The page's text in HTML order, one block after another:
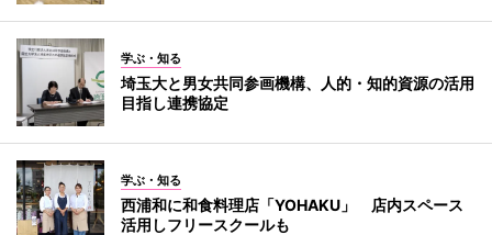
学ぶ・知る
埼玉大と男女共同参画機構、人的・知的資源の活用
目指し連携協定
学ぶ・知る
西浦和に和食料理店「YOHAKU」 店内スペース
活用しフリースクールも